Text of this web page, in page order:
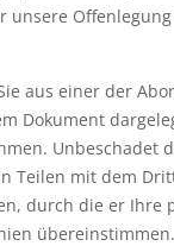
aus einer der
Dokument
Unbeschadet
Teilen mit dem
durch die er Ihre
übereinstimmen.